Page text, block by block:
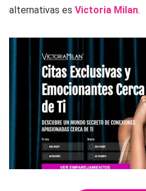
alternativas es Victoria Milan.